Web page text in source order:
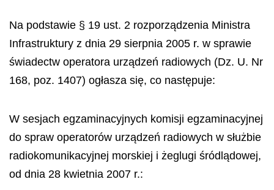
Na podstawie § 19 ust. 2 rozporządzenia Ministra
Infrastruktury z dnia 29 sierpnia 2005 r. w sprawie
świadectw operatora urządzeń radiowych (Dz. U. Nr
168, poz. 1407) ogłasza się, co następuje:
W sesjach egzaminacyjnych komisji egzaminacyjnej
do spraw operatorów urządzeń radiowych w służbie
radiokomunikacyjnej morskiej i żeglugi śródlądowej,
od dnia 28 kwietnia 2007 r.: